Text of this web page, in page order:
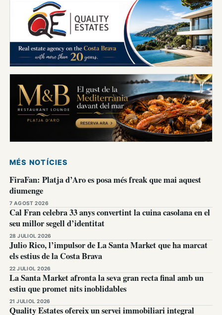
MÉS NOTÍCIES
FiraFan: Platja d’Aro es posa més freak que mai aquest
diumenge
7 AGOST 2026
Cal Fran celebra 33 anys convertint la cuina casolana en el
seu millor segell d’identitat
28 JULIOL 2026
Julio Rico, l’impulsor de La Santa Market que ha marcat
els estius de la Costa Brava
22 JULIOL 2026
La Santa Market afronta la seva gran recta final amb un
estiu que promet nits inoblidables
21 JULIOL 2026
Quality Estates ofereix un servei immobiliari integral